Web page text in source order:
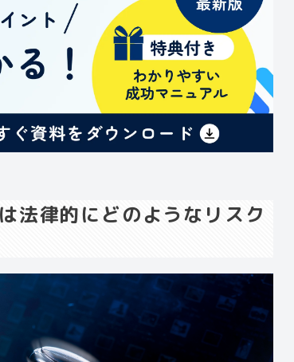
方​
法律的にどのようなリスク